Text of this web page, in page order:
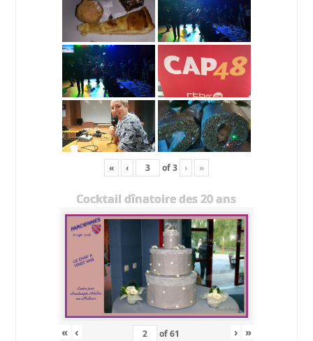
« ‹ of3 › »
Cocktail dînatoire des 20 ans
« ‹ of61 › »